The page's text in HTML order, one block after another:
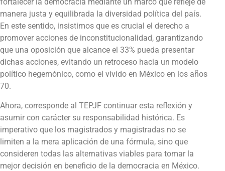
manera justa y equilibrada la diversidad política del país.
En este sentido, insistimos que es crucial el derecho a
promover acciones de inconstitucionalidad, garantizando
que una oposición que alcance el 33% pueda presentar
dichas acciones, evitando un retroceso hacia un modelo
político hegemónico, como el vivido en México en los años
70.
Ahora, corresponde al TEPJF continuar esta reflexión y
asumir con carácter su responsabilidad histórica. Es
imperativo que los magistrados y magistradas no se
limiten a la mera aplicación de una fórmula, sino que
consideren todas las alternativas viables para tomar la
mejor decisión en beneficio de la democracia en México.